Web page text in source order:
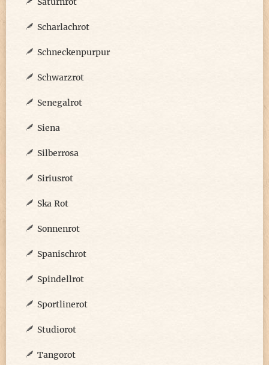
Scharlachrot
Schneckenpurpur
Schwarzrot
Senegalrot
Siena
Silberrosa
Siriusrot
Ska Rot
Sonnenrot
Spanischrot
Spindellrot
Sportlinerot
Studiorot
Tangorot